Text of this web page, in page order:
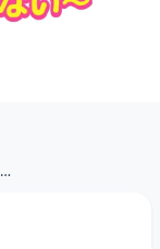
メルマガを書く時間がない人へ｜AI導入で60分→10分になった全記録